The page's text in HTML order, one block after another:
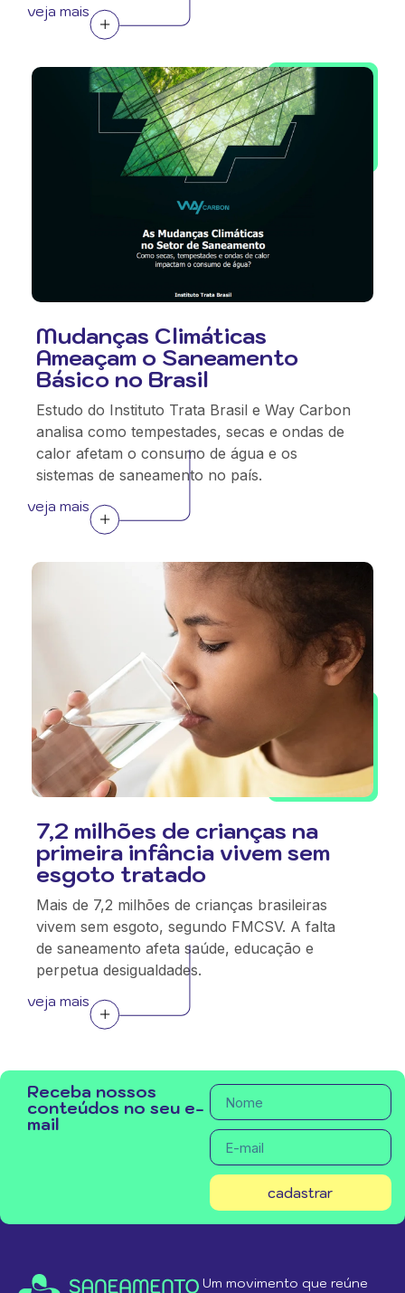
veja mais
Mudanças Climáticas
Ameaçam o Saneamento
Básico no Brasil
Estudo do Instituto Trata Brasil e Way Carbon
analisa como tempestades, secas e ondas de
calor afetam o consumo de água e os
sistemas de saneamento no país.
veja mais
7,2 milhões de crianças na
primeira infância vivem sem
esgoto tratado
Mais de 7,2 milhões de crianças brasileiras
vivem sem esgoto, segundo FMCSV. A falta
de saneamento afeta saúde, educação e
perpetua desigualdades.
veja mais
Receba nossos
conteúdos no seu e-
mail
cadastrar
Um movimento que reúne